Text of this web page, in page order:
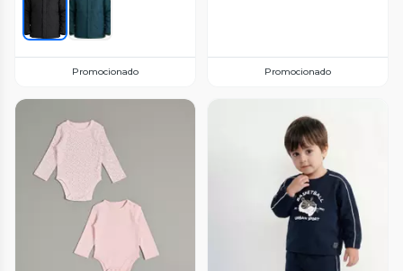
Promocionado Promocionado